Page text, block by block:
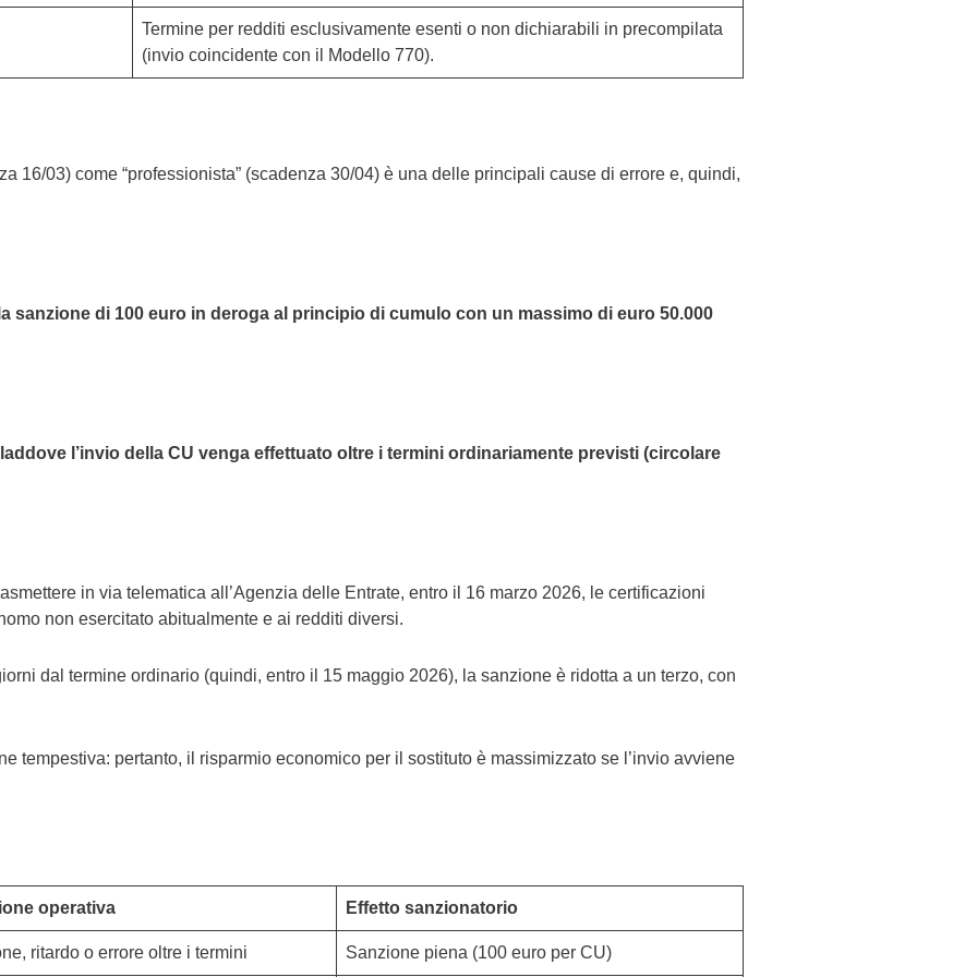
Termine per redditi esclusivamente esenti o non dichiarabili in precompilata
(invio coincidente con il Modello 770).
16/03) come “professionista” (scadenza 30/04) è una delle principali cause di errore e, quindi,
sanzione di 100 euro in deroga al principio di cumulo con un massimo di euro 50.000
l’invio della CU venga effettuato oltre i termini ordinariamente previsti (circolare
in via telematica all’Agenzia delle Entrate, entro il 16 marzo 2026, le certificazioni
non esercitato abitualmente e ai redditi diversi.
dal termine ordinario (quindi, entro il 15 maggio 2026), la sanzione è ridotta a un terzo, con
tempestiva: pertanto, il risparmio economico per il sostituto è massimizzato se l’invio avviene
operativa Effetto sanzionatorio
ritardo o errore oltre i termini Sanzione piena (100 euro per CU)